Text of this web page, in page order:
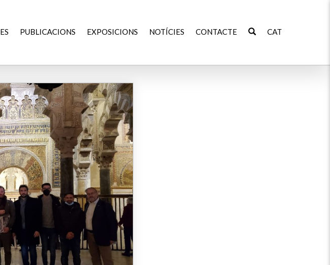
PUBLICACIONS EXPOSICIONS NOTÍCIES CONTACTE CAT